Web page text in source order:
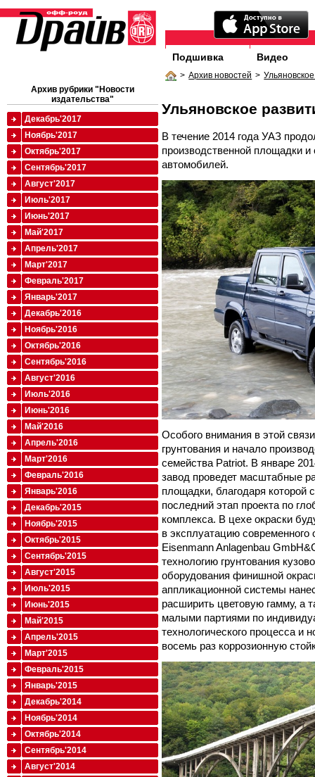
Подшивка Видео
> Архив новостей >
Ульяновское
В течение 2014 года УАЗ
производственной площадки
автомобилей.
Особого внимания в этой
грунтования и начало
семейства Patriot. В январе
завод проведет масштабные
площадки, благодаря которой
последний этап проекта по
комплекса. В цехе окраски
в эксплуатацию
Eisenmann Anlagenbau
технологию грунтования
оборудования финишной
аппликационной системы
расширить цветовую гамму, а
малыми партиями по
технологического процесса и
восемь раз коррозионную
Архив рубрики "Новости
издательства"
Декабрь'2017
Ноябрь'2017
Октябрь'2017
Сентябрь'2017
Август'2017
Июль'2017
Июнь'2017
Май'2017
Апрель'2017
Март'2017
Февраль'2017
Январь'2017
Декабрь'2016
Ноябрь'2016
Октябрь'2016
Сентябрь'2016
Август'2016
Июль'2016
Июнь'2016
Май'2016
Апрель'2016
Март'2016
Февраль'2016
Январь'2016
Декабрь'2015
Ноябрь'2015
Октябрь'2015
Сентябрь'2015
Август'2015
Июль'2015
Июнь'2015
Май'2015
Апрель'2015
Март'2015
Февраль'2015
Январь'2015
Декабрь'2014
Ноябрь'2014
Октябрь'2014
Сентябрь'2014
Август'2014